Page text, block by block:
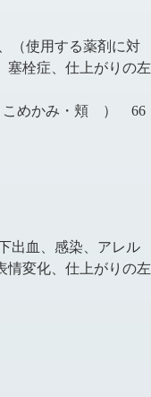
（使用する薬剤に対
塞栓症、仕上がりの左
こめかみ・頬 ） 66
出血、感染、アレル
情変化、仕上がりの左